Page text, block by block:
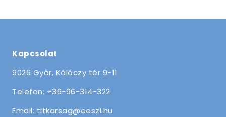
Kapcsolat
9026 Győr, Kálóczy tér 9-11
Telefon: +36-96-314-322
Email: titkarsag@eeszi.hu